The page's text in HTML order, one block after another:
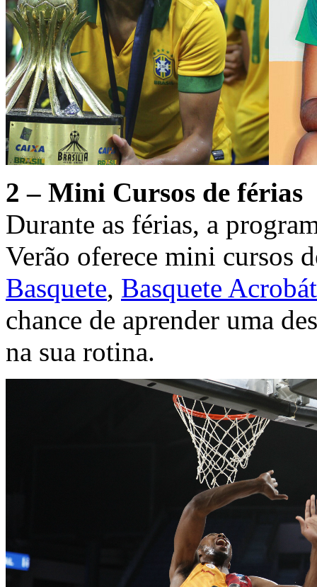
2 – Mini Cursos de férias
Durante as férias, a
Verão oferece mini cursos
Basquete, Basquete
chance de aprender uma
na sua rotina.